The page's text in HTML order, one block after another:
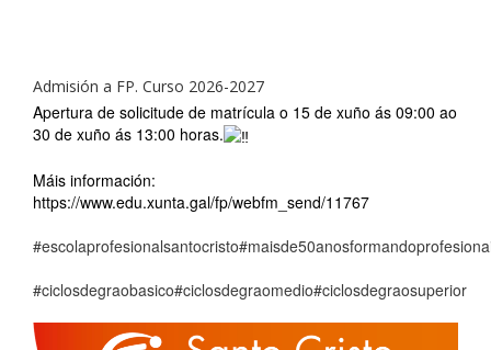
Admisión a FP. Curso 2026-2027
Apertura de solicitude de matrícula o 15 de xuño ás 09:00 ao
30 de xuño ás 13:00 horas.
Máis información:
https://www.edu.xunta.gal/fp/webfm_send/11767
#escolaprofesionalsantocristo
#ciclosdegraobasico#ciclosdegraomedio#ciclosdegraosuperior